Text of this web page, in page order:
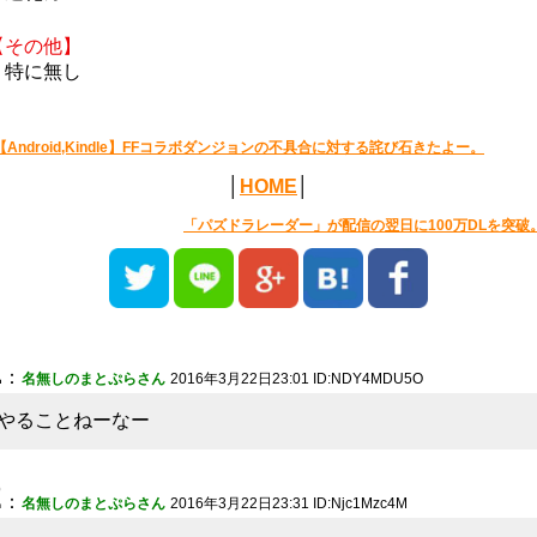
の他】
特に無し
Android,Kindle】FFコラボダンジョンの不具合に対する詫び石きたよー。
HOME
「パズドラレーダー」が配信の翌日に100万DLを突破
： 名無しのまとぷらさん 2016年3月22日23:01 ID:NDY4MDU5O
ることねーなー
： 名無しのまとぷらさん 2016年3月22日23:31 ID:Njc1Mzc4M